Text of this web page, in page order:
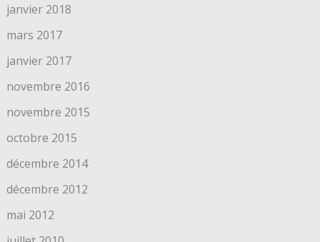
janvier 2018
mars 2017
janvier 2017
novembre 2016
novembre 2015
octobre 2015
décembre 2014
décembre 2012
mai 2012